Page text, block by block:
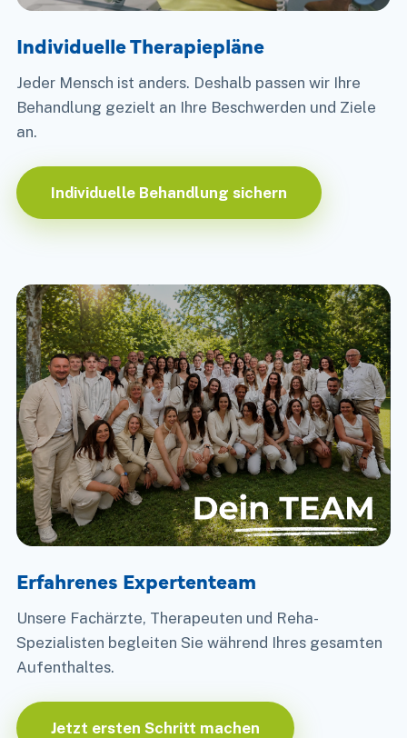
Individuelle Therapiepläne
Jeder Mensch ist anders. Deshalb passen wir Ihre
Behandlung gezielt an Ihre Beschwerden und Ziele
an.
Individuelle Behandlung sichern
Erfahrenes Expertenteam
Unsere Fachärzte, Therapeuten und Reha-
Spezialisten begleiten Sie während Ihres gesamten
Aufenthaltes.
Jetzt ersten Schritt machen